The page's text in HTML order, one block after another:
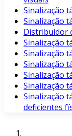
Sinalização
Sinalização
Distribuidor
Sinalização
Sinalização
Sinalização
Sinalização
Sinalização
Sinalização
deficientes